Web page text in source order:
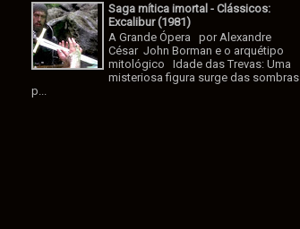
Saga mítica imortal - Clássicos:
Excalibur (1981)
A Grande Ópera por Alexandre
César John Borman e o arquétipo
mitológico Idade das Trevas: Uma
misteriosa figura surge das sombras
p...